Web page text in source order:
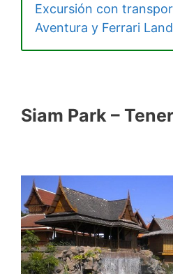
Excursión con
Aventura y Ferrari Land
Siam Park –